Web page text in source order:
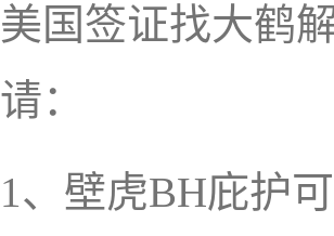
美国签证找大鹤
请：
1、壁虎BH庇护